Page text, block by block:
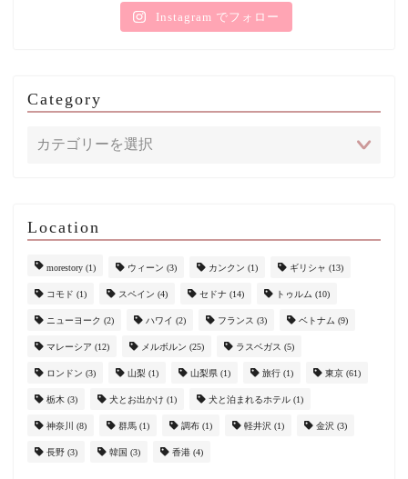
Instagram でフォロー
Category
Location
morestory (1) ウィーン (3) カンクン (1) ギリシャ (13)
コモド (1) スペイン (4) セドナ (14) トゥルム (10)
ニューヨーク (2) ハワイ (2) フランス (3) ベトナム (9)
マレーシア (12) メルボルン (25) ラスベガス (5)
ロンドン (3) 山梨 (1) 山梨県 (1) 旅行 (1) 東京 (61)
栃木 (3) 犬とお出かけ (1) 犬と泊まれるホテル (1)
神奈川 (8) 群馬 (1) 調布 (1) 軽井沢 (1) 金沢 (3)
長野 (3) 韓国 (3) 香港 (4)